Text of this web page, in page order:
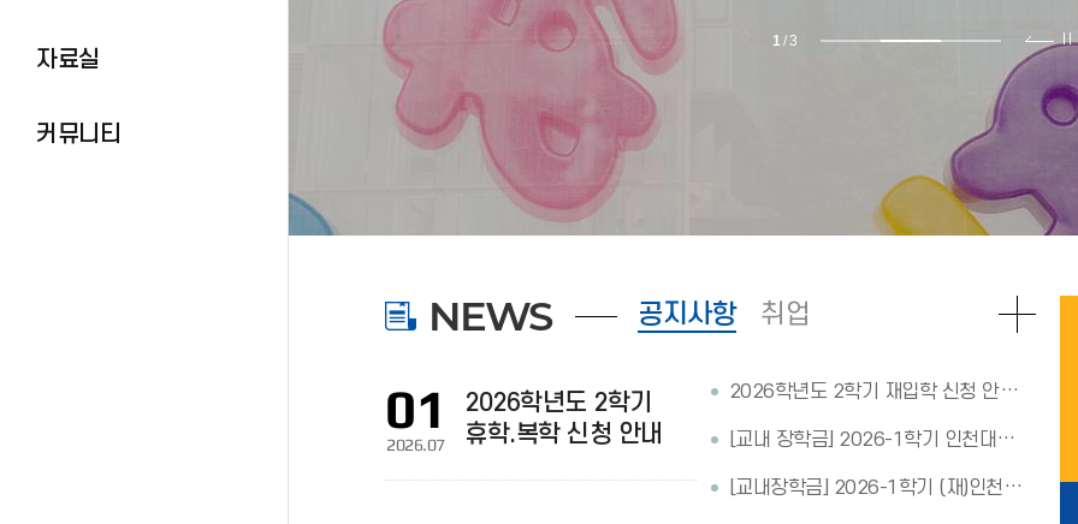
자료실
커뮤니티
2/3
NEWS 공지사항
2026학년도 2학기
휴학.복학 신청 안내
01
2026.07
2026학년도 2학기 재입학 신청 안내(6/8~6/10)
[교내 장학금] 2026-1학기 인천대사랑장학금 신청 안내
[교내장학금] 2026-1학기 (재)인천대학교발전기금 장학금 신청 안내
취업